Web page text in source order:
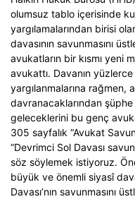
olumsuz tablo içerisinde
yargılamalarından birisi
davasının savunmasını
avukatların bir kısmı yeni
avukattı. Davanın
yargılanmalarına rağmen,
davranacaklarından
geleceklerini bu genç
305 sayfalık “Avukat
“Devrimci Sol Davası
söz söylemek istiyoruz.
büyük ve önemli siyasî
Davası’nın savunmasını